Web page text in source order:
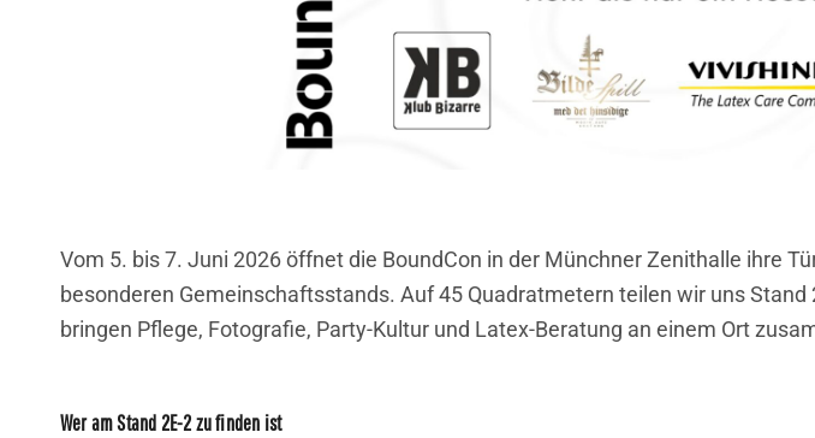
Vom 5. bis 7. Juni 2026 öffnet die BoundCon in der Münchner Zenithalle ihre
besonderen Gemeinschaftsstands. Auf 45 Quadratmetern teilen wir uns Stand
bringen Pflege, Fotografie, Party-Kultur und Latex-Beratung an einem Ort
Wer am Stand 2E-2 zu finden ist